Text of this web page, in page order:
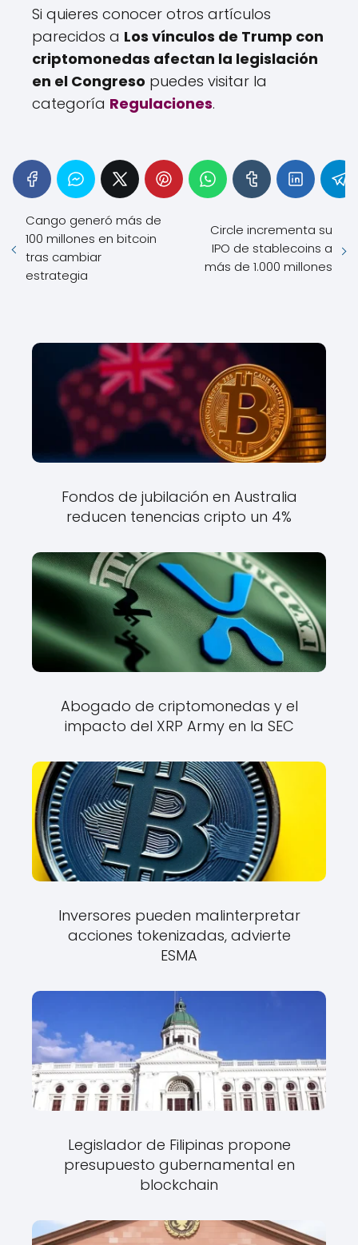
Si quieres conocer otros artículos
parecidos a Los vínculos de Trump con
criptomonedas afectan la legislación
en el Congreso puedes visitar la
categoría Regulaciones.
Cango generó más de
100 millones en bitcoin
tras cambiar
estrategia
Circle incrementa su
IPO de stablecoins a
más de 1.000 millones
Fondos de jubilación en Australia
reducen tenencias cripto un 4%
Abogado de criptomonedas y el
impacto del XRP Army en la SEC
Inversores pueden malinterpretar
acciones tokenizadas, advierte
ESMA
Legislador de Filipinas propone
presupuesto gubernamental en
blockchain